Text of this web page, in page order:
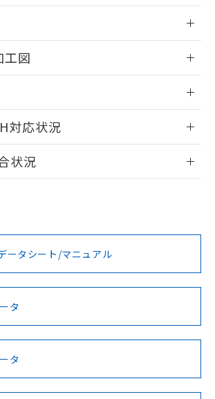
工図
できます。
ログイン/会員登録
をご利用いただく前に、以下を必ずお読
条件
対応状況
事項・凡例
事項・凡例
Hg Cd Cr(VI)
状況
ータシート/マニュアル
タ
タ
対応品が混在することから備考
を記載しておりました。
にて対応品への在庫切替を完了
とから、特段のことがない限
1月12日より割愛しておりま